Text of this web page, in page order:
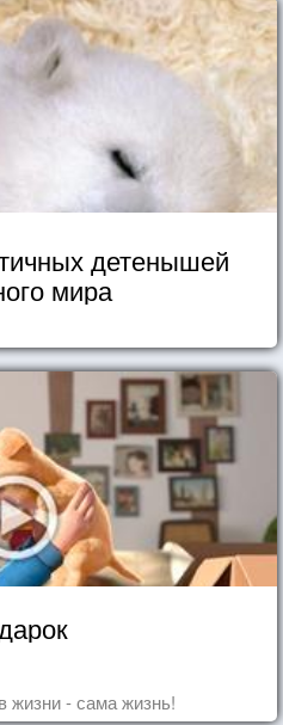
детенышей
мира
жизни - сама жизнь!